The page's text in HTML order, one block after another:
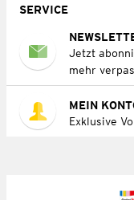
SERVICE
Jetzt
mehr
MEIN
Exklusive